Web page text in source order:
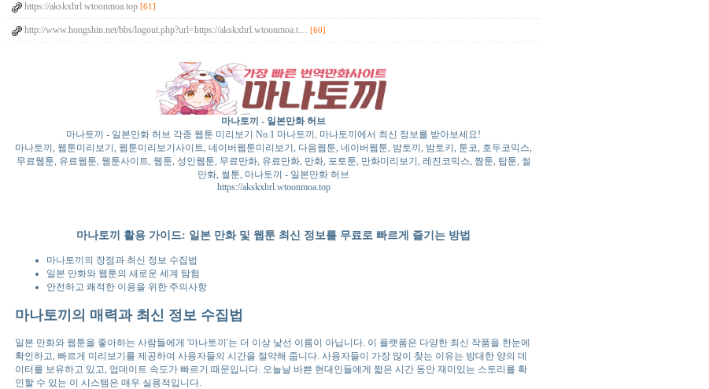
https://akskxhrl.wtoonmoa.top [61]
http://www.hongshin.net/bbs/logout.php?url=https://akskxhrl.wtoonmoa.t… [60]
마나토끼 - 일본만화 허브
마나토끼 - 일본만화 허브 각종 웹툰 미리보기 No.1 마나토끼, 마나토끼에서 최신 정보를 받아보세요!
마나토끼, 웹툰미리보기, 웹툰미리보기사이트, 네이버웹툰미리보기, 다음웹툰, 네이버웹툰, 밤토끼, 밤토키, 툰코, 호두코믹스,
무료웹툰, 유료웹툰, 웹툰사이트, 웹툰, 성인웹툰, 무료만화, 유료만화, 만화, 포토툰, 만화미리보기, 레진코믹스, 짬툰, 탑툰, 썰
만화, 썰툰, 마나토끼 - 일본만화 허브
https://akskxhrl.wtoonmoa.top
마나토끼 활용 가이드: 일본 만화 및 웹툰 최신 정보를 무료로 빠르게 즐기는 방법
마나토끼의 장점과 최신 정보 수집법
일본 만화와 웹툰의 새로운 세계 탐험
안전하고 쾌적한 이용을 위한 주의사항
마나토끼의 매력과 최신 정보 수집법
일본 만화와 웹툰을 좋아하는 사람들에게 '마나토끼'는 더 이상 낯선 이름이 아닙니다. 이 플랫폼은 다양한 최신 작품을 한눈에
확인하고, 빠르게 미리보기를 제공하여 사용자들의 시간을 절약해 줍니다. 사용자들이 가장 많이 찾는 이유는 방대한 양의 데
이터를 보유하고 있고, 업데이트 속도가 빠르기 때문입니다. 오늘날 바쁜 현대인들에게 짧은 시간 동안 재미있는 스토리를 확
인할 수 있는 이 시스템은 매우 실용적입니다.